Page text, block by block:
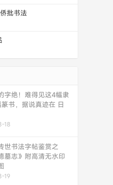
批书法
字绝！难得见这4幅隶
书，据说真迹在 日
18
世书法字帖鉴赏之
墓志》附高清无水印
19